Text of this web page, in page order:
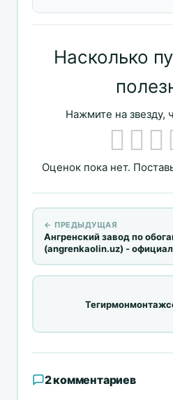
Насколько
Нажмите на звезду,
Оценок пока нет.
← ПРЕДЫДУЩАЯ
Ангренский завод по
(angrenkaolin.uz) -
2 комментариев